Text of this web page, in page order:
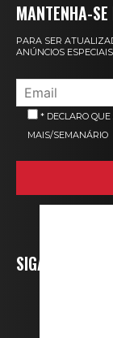
MANTENHA-
PARA SER
ANÚNCIOS
* DECLARO
MAIS/SEMANÁRIO
SIGA-NOS